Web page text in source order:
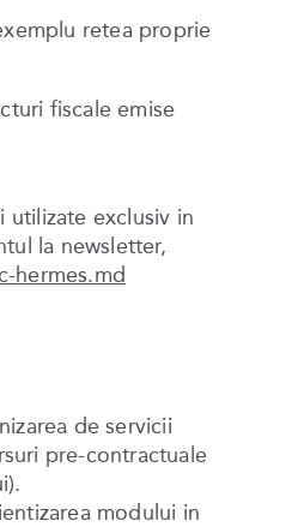
retea proprie
fiscale emise
utilizate exclusiv in
la newsletter,
hermes.md
de servicii
pre-contractuale
modului in